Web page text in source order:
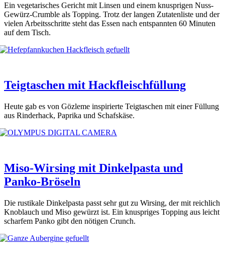
Ein vege­ta­ri­sches Gericht mit Lin­sen und einem knusp­ri­gen Nuss-
Gewürz-Crum­ble als Top­ping. Trotz der lan­gen Zuta­ten­lis­te und der
vie­len Arbeits­schrit­te steht das Essen nach ent­spann­ten 60 Minu­ten
auf dem Tisch.
Teigtaschen mit Hackfleischfüllung
Heu­te gab es von Göz­le­me inspi­rier­te Teig­ta­schen mit einer Fül­lung
aus Rin­der­hack, Papri­ka und Schafs­kä­se.
Miso-Wirsing mit Dinkelpasta und
Panko-Bröseln
Die rus­ti­ka­le Din­kel­pas­ta passt sehr gut zu Wir­sing, der mit reich­lich
Knob­lauch und Miso gewürzt ist. Ein knusp­ri­ges Top­ping aus leicht
schar­fem Pan­ko gibt den nöti­gen Crunch.